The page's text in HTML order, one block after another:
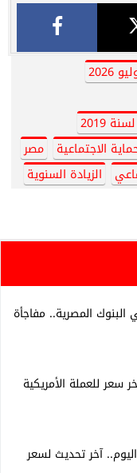
2026
الاجتماعية
مصر
الزيادة السنوية
البنوك المصرية.. مفاجأة
سعر للعملة الأمريكية
اليوم.. آخر تحديث لسعر